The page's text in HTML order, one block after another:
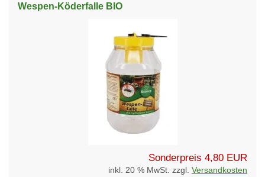
Wespen-Köderfalle BIO
Sonderpreis 4,80 EUR
inkl. 20 % MwSt. zzgl. Versandkosten